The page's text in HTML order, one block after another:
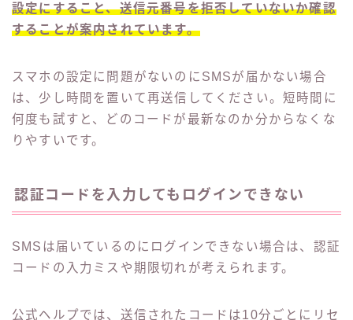
設定にすること、送信元番号を拒否していないか確認
することが案内されています。
スマホの設定に問題がないのにSMSが届かない場合
は、少し時間を置いて再送信してください。短時間に
何度も試すと、どのコードが最新なのか分からなくな
りやすいです。
認証コードを入力してもログインできない
SMSは届いているのにログインできない場合は、認証
コードの入力ミスや期限切れが考えられます。
公式ヘルプでは、送信されたコードは10分ごとにリセ